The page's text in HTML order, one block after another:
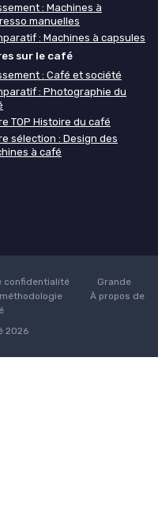
: Machines à
manuelles
: Machines à capsules
sur le café
: Café et société
: Photographie du
TOP Histoire du café
sélection : Design des
à café
confidentialité
Grande
À propos de
2026